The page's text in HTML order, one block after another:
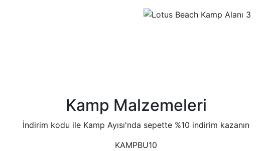
Kamp Malzemeleri
İndirim kodu ile Kamp Ayısı'nda sepette %10 indirim kazanın
KAMPBU10